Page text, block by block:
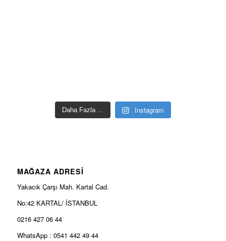
Daha Fazla ... Instagram
MAĞAZA ADRESİ
Yakacık Çarşı Mah. Kartal Cad.
No:42 KARTAL/ İSTANBUL
0216 427 06 44
WhatsApp : 0541 442 49 44